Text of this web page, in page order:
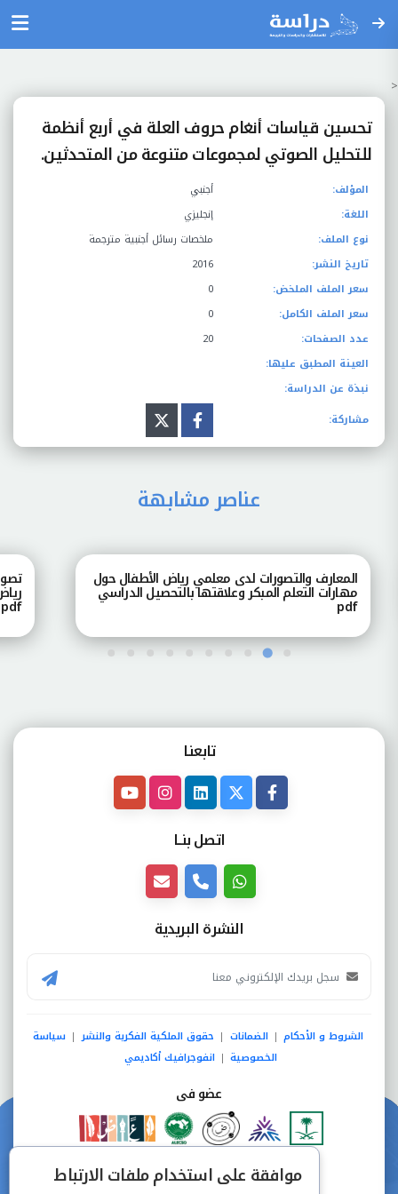
<
تحسين قياسات أنغام حروف العلة في أربع أنظمة
للتحليل الصوتي لمجموعات متنوعة من المتحدثين.
المؤلف:
أجنبي
اللغة:
إنجليزي
نوع الملف:
ملخصات رسائل أجنبية مترجمة
تاريخ النشر:
2016
سعر الملف الملخض:
0
سعر الملف الكامل:
0
عدد الصفحات:
20
العينة المطبق عليها:
نبذة عن الدراسة:
مشاركة:
عناصر مشابهة
المعارف والتصورات لدى معلمي رياض الأطفال حول
مهارات التعلم المبكر وعلاقتها بالتحصيل الدراسي
pdf
pdf
تابعنـا
اتصل بنــا
النشرة البريدية
الشروط و الأحكام | الضمانات | حقوق الملكية الفكرية والنشر | سياسة
الخصوصية | انفوجرافيك أكاديمي
عضو فى
دفع آمن من خلال
موافقة على استخدام ملفات الارتباط